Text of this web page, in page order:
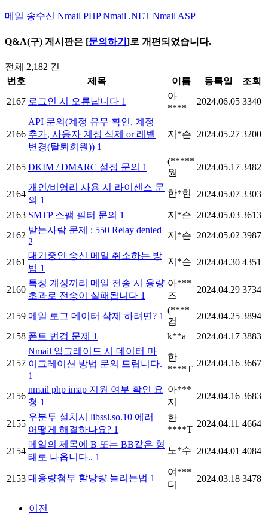
메일 송수신 Nmail PHP Nmail .NET Nmail ASP
Q&A(구) 게시판은 [문의하기 ]로 개편되었습니다.
전체 2,182 건
번호
제목 이름 등록일
조회
2167 로그인 시 오류납니다 1
아
****
2024.06.05 3340
2166
API 문의(계정 유무 확인, 계정
추가, 사용자 계정 삭제 or 레벨
변경(탈퇴회원)) 1
지*슨 2024.05.27 3200
2165 DKIM / DMARC 설정 문의 1
(*****
원
2024.05.17 3482
2164
개인/비영리 사용 시 라이센스 문
의 1
한*현 2024.05.07 3303
2163 SMTP 스팸 필터 문의 1 지*슨 2024.05.03 3613
2162
받는사람 문제 : 550 Relay denied
2
지*슨 2024.05.02 3987
2161
대기중인 송신 메일 취소하는 방
법 1
지*슨 2024.04.30 4351
2160
특정 계정끼리 메일 전송 시 용량
초과로 전송이 실패됩니다 1
아***
즈
2024.04.29 3734
2159 메일 로그 데이터 삭제 하려면? 1
(****
컴
2024.04.25 3894
2158 폰트 변경 문제 1 k**a 2024.04.17 3883
2157
Nmail 업그레이드 시 데이터 마
이그레이션 방법 문의 드립니다.
1
한
****T
2024.04.16 3667
2156
nmail php imap 지원 여부 확인 요
청 1
아***
지
2024.04.16 3683
2155
우분투 설치시 libssl.so.10 에러
어떻게 해결하나요? 1
한
****T
2024.04.11 4664
2154
메일의 제목에 B 또는 BB같은 형
태로 나옵니다.. 1
노*수 2024.04.01 4084
2153 대용량첨부 할당량 늘리는법 1
여***
디
2024.03.18 3478
이전